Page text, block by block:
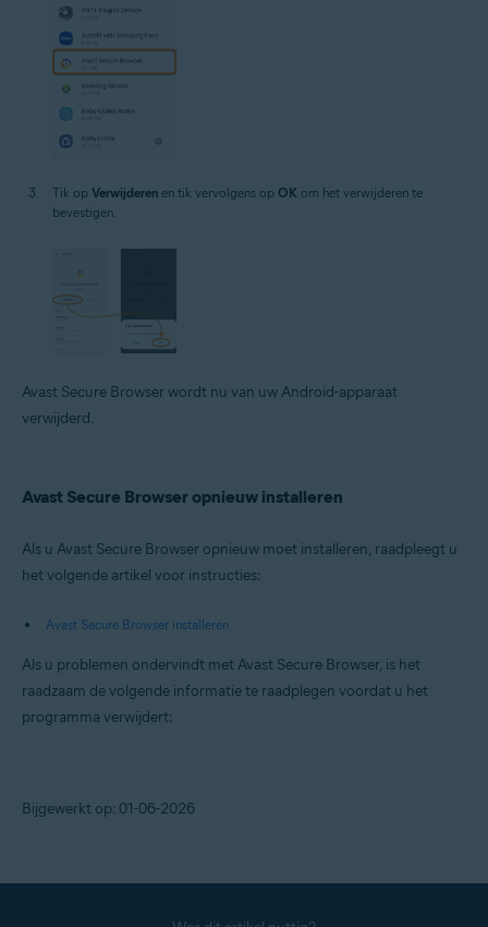
Tik op Verwijderen en tik vervolgens op OK om het verwijderen te
bevestigen.
Avast Secure Browser wordt nu van uw Android-apparaat
verwijderd.
Avast Secure Browser opnieuw installeren
Als u Avast Secure Browser opnieuw moet installeren, raadpleegt u
het volgende artikel voor instructies:
Avast Secure Browser installeren
Als u problemen ondervindt met Avast Secure Browser, is het
raadzaam de volgende informatie te raadplegen voordat u het
programma verwijdert:
Bijgewerkt op: 01-06-2026